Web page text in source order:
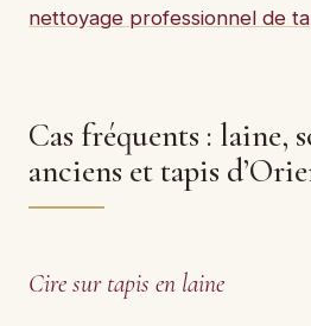
nettoyage professionnel de
Cas fréquents : laine,
anciens et tapis
Cire sur tapis en laine